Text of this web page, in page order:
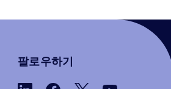
팔로우하기